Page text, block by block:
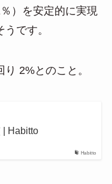
）を安定的に実現
です。
2%とのこと。
Habitto
| Habitto